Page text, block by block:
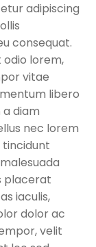
adipiscing
consequat.
lorem,
vitae
libero
diam
nec lorem
tincidunt
placerat
iaculis,
dolor ac
velit